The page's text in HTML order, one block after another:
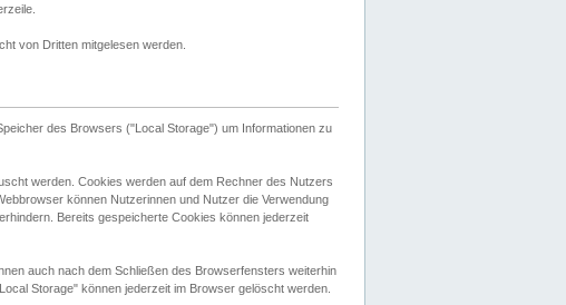
von Dritten mitgelesen werden.
des Browsers ("Local Storage") um Informationen zu
werden. Cookies werden auf dem Rechner des Nutzers
können Nutzerinnen und Nutzer die Verwendung
Bereits gespeicherte Cookies können jederzeit
auch nach dem Schließen des Browserfensters weiterhin
Storage" können jederzeit im Browser gelöscht werden.